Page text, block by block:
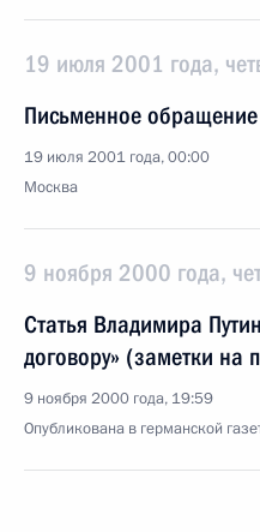
19 июля 2001 года,
Письменное
19 июля 2001 года, 00:00
Москва
9 ноября 2000 года,
Статья Владимира
договору» (заметки на
9 ноября 2000 года, 19:59
Опубликована в германской